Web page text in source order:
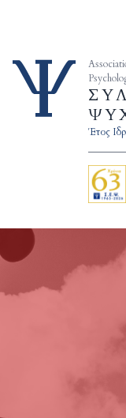
Έτος